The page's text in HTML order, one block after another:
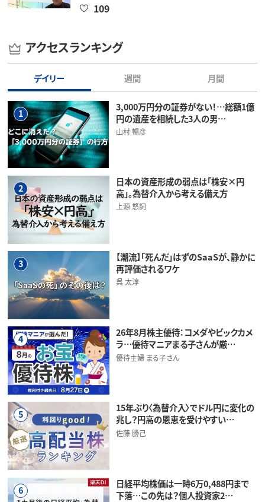
109
アクセスランキング
デイリー 週間 月間
1
3,000万円分の証券がない！…総額1億
円の遺産を相続した3人の男…
山村 暢彦
2
日本の資産形成の弱点は「株安×円
高」。為替介入から考える備え方
上源 悠詞
3
【潮流】「死んだ」はずのSaaSが、静かに
再評価されるワケ
呉 太淳
4
26年8月株主優待：コメダやビックカメ
ラ…優待マニアまる子さんが厳…
優待主婦 まる子さん
5
15年ぶり〈為替介入〉でドル円に変化の
兆し？円高の恩恵を受けやすい…
佐藤 勝己
6
日経平均株価は一時6万0,488円まで
下落…この先は？個人投資家2…